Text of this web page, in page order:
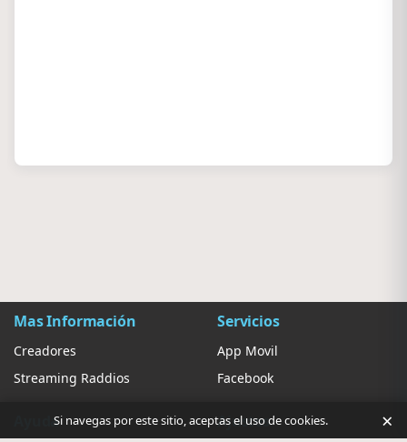
Mas Información
Creadores
Streaming Raddios
Servicios
App Movil
Facebook
Ayuda Ajustes
Si navegas por este sitio, aceptas el uso de cookies. ×